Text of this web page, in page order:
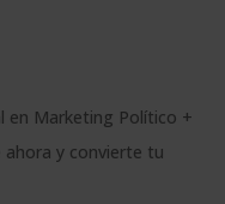
en Marketing Político +
ahora y convierte tu